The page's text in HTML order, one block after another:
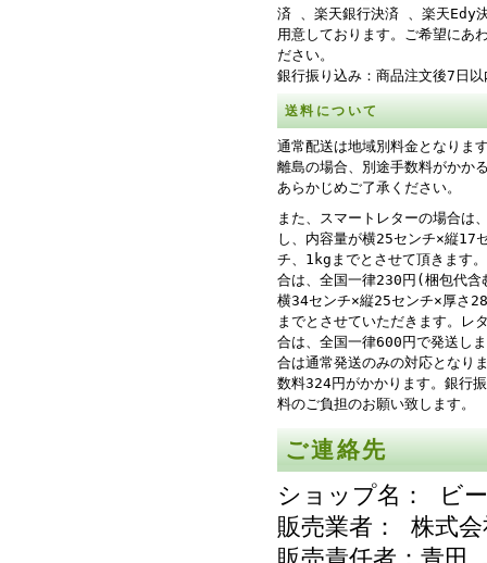
済 、楽天銀行決済 、楽天Edy
用意しております。ご希望にあ
ださい。
銀行振り込み：商品注文後7日以
送料について
通常配送は地域別料金となりま
離島の場合、別途手数料がかか
あらかじめご了承ください。
また、スマートレターの場合は
し、内容量が横25センチ×縦17
チ、1kgまでとさせて頂きます
合は、全国一律230円(梱包代含
横34センチ×縦25センチ×厚さ
までとさせていただきます。レ
合は、全国一律600円で発送し
合は通常発送のみの対応となり
数料324円がかかります。銀行
料のご負担のお願い致します。
ご連絡先
ショップ名： ビ
販売業者： 株式